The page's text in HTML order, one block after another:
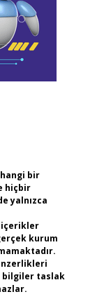
bir
hiçbir
yalnızca
içerikler
kurum
bilgiler taslak